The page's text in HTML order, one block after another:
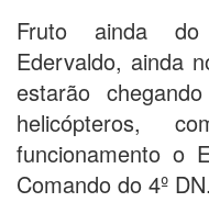
Fruto ainda
Edervaldo, ainda
estarão
helicópteros,
funcionamento o
Comando do 4º DN.